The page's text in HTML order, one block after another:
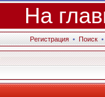
На
Регистрация • Поиск •